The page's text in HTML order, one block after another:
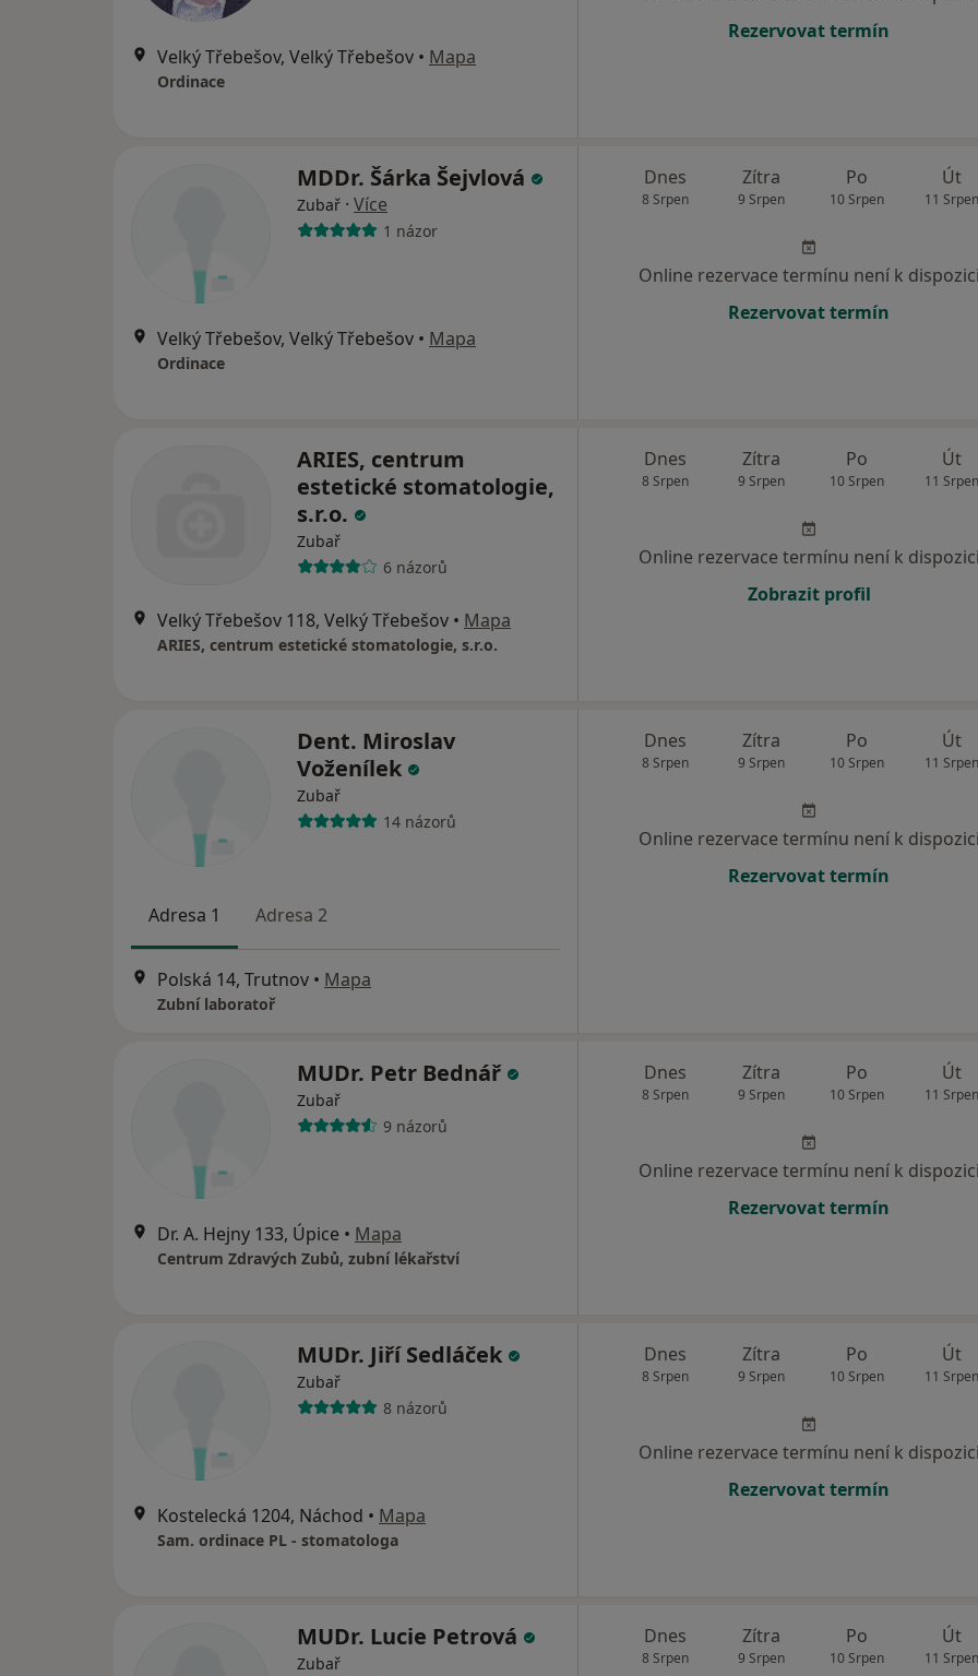
Velký Třebešov, Velký Třebešov • Mapa
Ordinace
Rezervovat termín
MDDr. Šárka Šejvlová
Zubař · Více
1 názor
Velký Třebešov, Velký Třebešov • Mapa
Ordinace
Dnes
8 Srpen
Zítra
9 Srpen
Po
10 Srpen
Út
11 Srpen
Online rezervace termínu není k dispozici
Rezervovat termín
ARIES, centrum
estetické stomatologie,
s.r.o.
Zubař
6 názorů
Velký Třebešov 118, Velký Třebešov • Mapa
ARIES, centrum estetické stomatologie, s.r.o.
Dnes
8 Srpen
Zítra
9 Srpen
Po
10 Srpen
Út
11 Srpen
Online rezervace termínu není k dispozici
Zobrazit profil
Dent. Miroslav
Voženílek
Zubař
14 názorů
Adresa 1 Adresa 2
Polská 14, Trutnov • Mapa
Zubní laboratoř
Dnes
8 Srpen
Zítra
9 Srpen
Po
10 Srpen
Út
11 Srpen
Online rezervace termínu není k dispozici
Rezervovat termín
MUDr. Petr Bednář
Zubař
9 názorů
Dr. A. Hejny 133, Úpice • Mapa
Centrum Zdravých Zubů, zubní lékařství
Dnes
8 Srpen
Zítra
9 Srpen
Po
10 Srpen
Út
11 Srpen
Online rezervace termínu není k dispozici
Rezervovat termín
MUDr. Jiří Sedláček
Zubař
8 názorů
Kostelecká 1204, Náchod • Mapa
Sam. ordinace PL - stomatologa
Dnes
8 Srpen
Zítra
9 Srpen
Po
10 Srpen
Út
11 Srpen
Online rezervace termínu není k dispozici
Rezervovat termín
MUDr. Lucie Petrová
Zubař
Dnes
8 Srpen
Zítra
9 Srpen
Po
10 Srpen
Út
11 Srpen